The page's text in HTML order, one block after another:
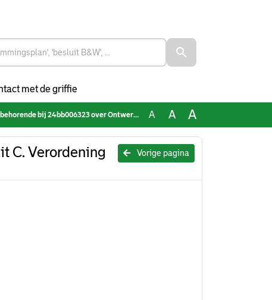
met de griffie
over Ontwerpbesluit C. Verordening precario- en reclamebelasting 2025 A A A
Vorige pagina
C. Verordening